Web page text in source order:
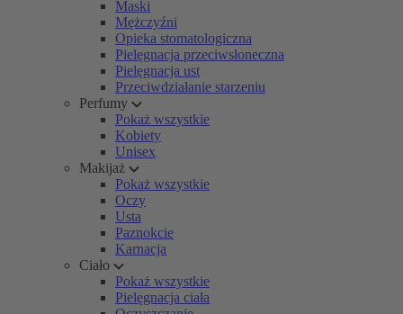
Maski
Mężczyźni
Opieka stomatologiczna
Pielęgnacja przeciwsłoneczna
Pielęgnacja ust
Przeciwdziałanie starzeniu
Perfumy
Pokaż wszystkie
Kobiety
Unisex
Makijaż
Pokaż wszystkie
Oczy
Usta
Paznokcie
Karnacja
Ciało
Pokaż wszystkie
Pielęgnacja ciała